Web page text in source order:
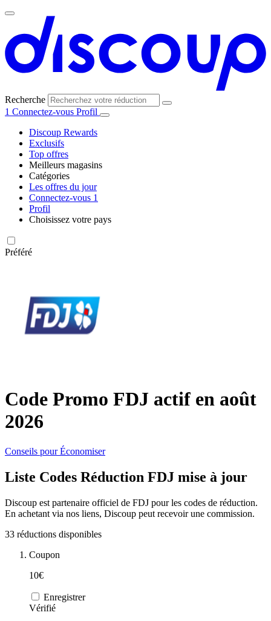
Recherche
1 Connectez-vous Profil
Discoup Rewards
Exclusifs
Top offres
Meilleurs magasins
AliExpress
ManoMano
Samsung
Guess
Europcar
i-Run
Catégories
Vêtements et
chaussures
transport
Beauté et
santé
Les offres du jour
Connectez-vous 1
Profil
Choisissez votre pays
Préféré
Code Promo FDJ actif en août
2026
Conseils pour Économiser
Liste Codes Réduction FDJ mise à jour
Discoup est partenaire officiel de FDJ pour les codes de réduction.
En achetant via nos liens, Discoup peut recevoir une commission.
33 réductions disponibles
Coupon
10€
Enregistrer
Vérifié